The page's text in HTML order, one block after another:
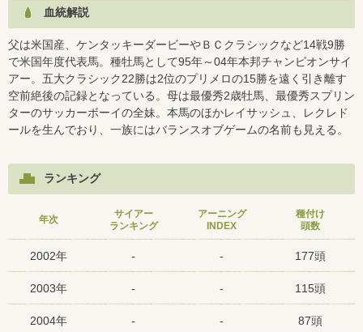
血統解説
父は米国産、ケンタッキーダービーやＢＣクラシックなど14戦9勝
で米国年度代表馬。種牡馬として95年～04年本邦チャンピオンサイ
アー。五大クラシック22勝は2位のプリメロの15勝を遠く引き離す
空前絶後の記録となっている。母は最優秀2歳牡馬、最優秀スプリン
ターのサッカーボーイの全妹。本馬のほかレイサッシュ、レクレド
ールを生んでおり、一族にはバランスオブゲームの名前も見える。
ランキング
年次
サイアー
ランキング
アーニング
INDEX
種付け
頭数
2002年 - - 177頭
2003年 - - 115頭
2004年 - - 87頭